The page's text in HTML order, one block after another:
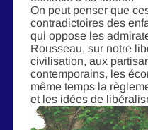
On peut penser que
contradictoires des
qui oppose les
Rousseau, sur notre
civilisation, aux
contemporains, les
même temps la
et les idées de